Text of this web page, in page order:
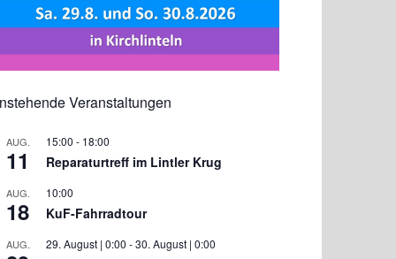
Veranstaltungen
AUG.
11
15:00 - 18:00
Reparaturtreff im Lintler Krug
AUG.
18
10:00
KuF-Fahrradtour
AUG. 29. August | 0:00 -30. August | 0:00